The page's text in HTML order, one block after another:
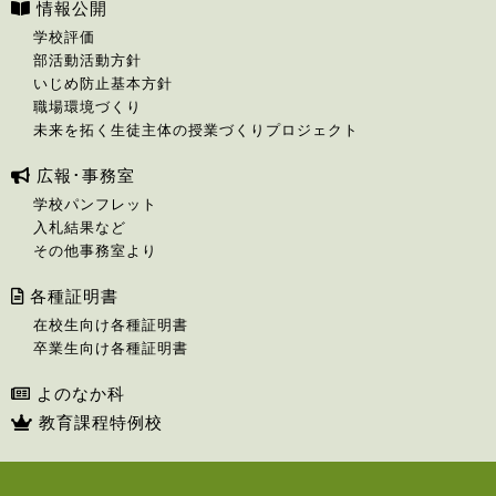
情報公開
学校評価
部活動活動方針
いじめ防止基本方針
職場環境づくり
未来を拓く生徒主体の授業づくりプロジェクト
広報･事務室
学校パンフレット
入札結果など
その他事務室より
各種証明書
在校生向け各種証明書
卒業生向け各種証明書
よのなか科
教育課程特例校